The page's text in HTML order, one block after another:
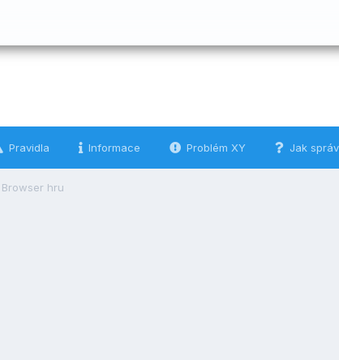
Pravidla Informace Problém XY Jak
Browser hru